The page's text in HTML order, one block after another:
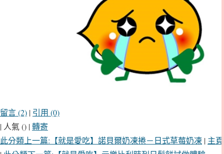
留言 (2) | 引用 (0)
| 人氣 () |轉寄
此分類上一篇:【就是愛吃】諾貝爾奶凍捲－日式草莓奶凍 | 主頁